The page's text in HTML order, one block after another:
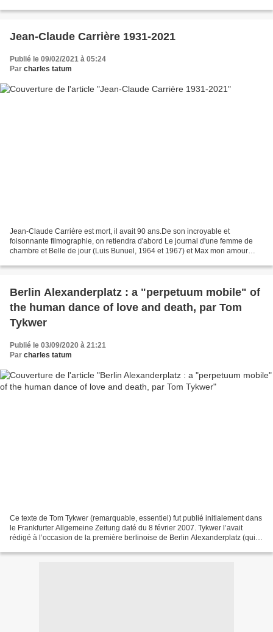
Jean-Claude Carrière 1931-2021
Publié le 09/02/2021 à 05:24
Par charles tatum
Jean-Claude Carrière est mort, il avait 90 ans.De son incroyable et
foisonnante filmographie, on retiendra d'abord Le journal d'une femme de
chambre et Belle de jour (Luis Bunuel, 1964 et 1967) et Max mon amour
Berlin Alexanderplatz : a "perpetuum mobile" of
the human dance of love and death, par Tom
Tykwer
Publié le 03/09/2020 à 21:21
Par charles tatum
Ce texte de Tom Tykwer (remarquable, essentiel) fut publié initialement dans
le Frankfurter Allgemeine Zeitung daté du 8 février 2007. Tykwer l’avait
rédigé à l’occasion de la première berlinoise de Berlin Alexanderplatz (qui